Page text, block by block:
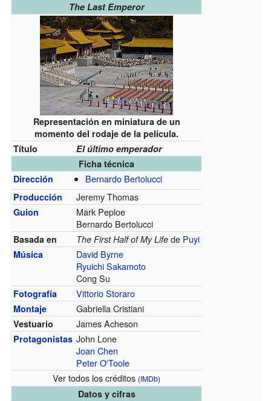
The Last Emperor
Representación en miniatura de un
momento del rodaje de la película.
Título
El último emperador
Ficha técnica
Dirección
Bernardo Bertolucci
Producción Jeremy Thomas
Guion
Mark Peploe
Bernardo Bertolucci
Basada en The First Half of My Life de Puyi
Música
David Byrne
Ryuichi Sakamoto
Cong Su
Fotografía Vittorio Storaro
Montaje Gabriella Cristiani
Vestuario James Acheson
Protagonistas John Lone
Joan Chen
Peter O'Toole
Ver todos los créditos (IMDb)
Datos y cifras